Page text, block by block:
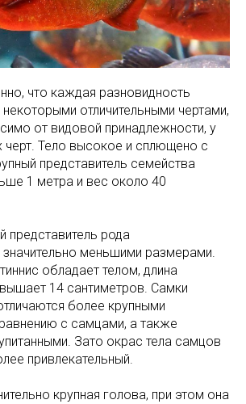
что каждая разновидность
некоторыми отличительными чертами,
от видовой принадлежности, у
черт. Тело высокое и сплющено с
представитель семейства
1 метра и вес около 40
представитель рода
значительно меньшими размерами.
обладает телом, длина
14 сантиметров. Самки
более крупными
с самцами, а также
Зато окрас тела самцов
привлекательный.
крупная голова, при этом она